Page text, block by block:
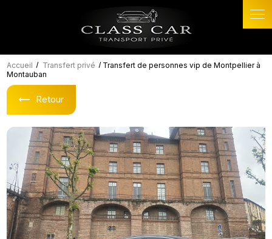
Accueil Transfert privé
Transfert de personnes vip de Montpellier à
Montauban
Retour